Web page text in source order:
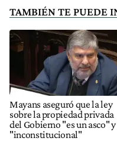
TAMBIÉN TE PUEDE
Mayans aseguró que la ley
sobre la propiedad privada
del Gobierno "es un asco" y
"inconstitucional"